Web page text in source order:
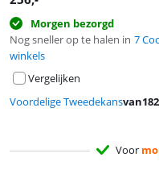
Morgen bezorgd
Nog sneller op te halen in 7
winkels
Vergelijken
Voordelige Tweedekansvan182
Voor